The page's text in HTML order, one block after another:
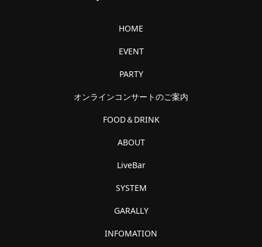
HOME
EVENT
PARTY
オンラインコンサートのご案内
FOOD＆DRINK
ABOUT
LiveBar
SYSTEM
GARALLY
INFOMATION